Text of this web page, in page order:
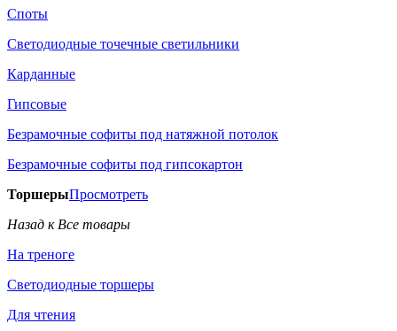
Споты
Светодиодные точечные светильники
Карданные
Гипсовые
Безрамочные софиты под натяжной потолок
Безрамочные софиты под гипсокартон
ТоршерыПросмотреть
Назад к Все товары
На треноге
Светодиодные торшеры
Для чтения